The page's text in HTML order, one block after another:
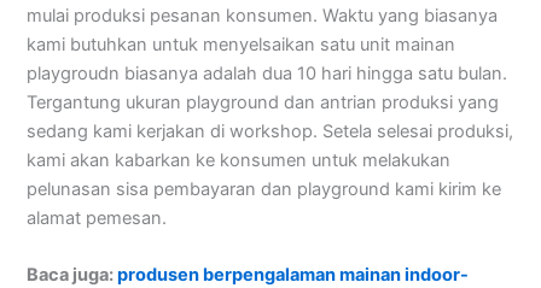
mulai produksi pesanan konsumen. Waktu yang biasanya
kami butuhkan untuk menyelsaikan satu unit mainan
playgroudn biasanya adalah dua 10 hari hingga satu bulan.
Tergantung ukuran playground dan antrian produksi yang
sedang kami kerjakan di workshop. Setela selesai produksi,
kami akan kabarkan ke konsumen untuk melakukan
pelunasan sisa pembayaran dan playground kami kirim ke
alamat pemesan.
Baca juga:produsen berpengalaman mainan indoor-